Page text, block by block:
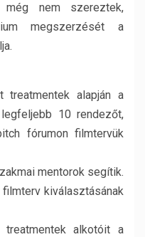
nem szereztek,
megszerzését a
treatmentek alapján a
10 rendezőt,
fórumon filmtervük
mentorok segítik.
kiválasztásának
alkotóit a